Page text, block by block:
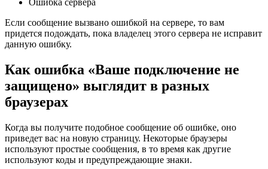
Ошибка сервера
Если сообщение вызвано ошибкой на сервере, то вам
придется подождать, пока владелец этого сервера не исправит
данную ошибку.
Как ошибка «Ваше подключение не
защищено» выглядит в разных
браузерах
Когда вы получите подобное сообщение об ошибке, оно
приведет вас на новую страницу. Некоторые браузеры
используют простые сообщения, в то время как другие
используют коды и предупреждающие знаки.